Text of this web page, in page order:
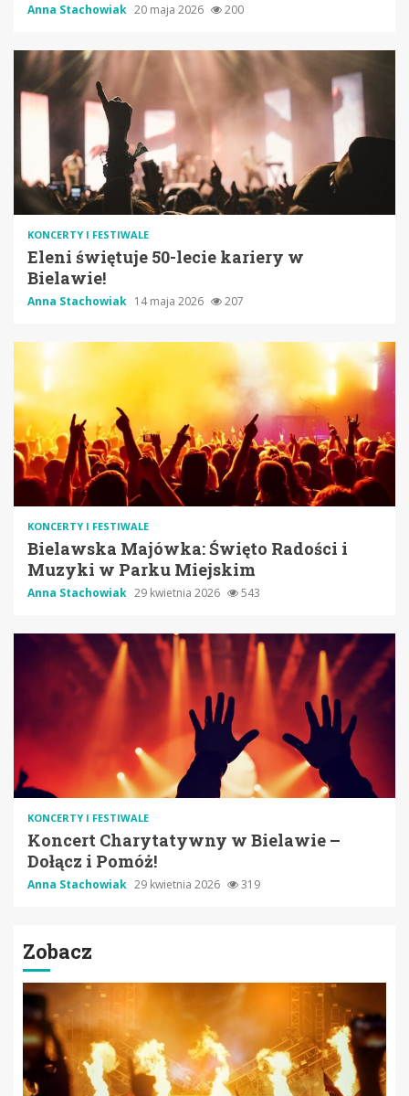
Anna Stachowiak 20 maja 2026 200
KONCERTY I FESTIWALE
Eleni świętuje 50-lecie kariery w
Bielawie!
Anna Stachowiak 14 maja 2026 207
KONCERTY I FESTIWALE
Bielawska Majówka: Święto Radości i
Muzyki w Parku Miejskim
Anna Stachowiak 29 kwietnia 2026 543
KONCERTY I FESTIWALE
Koncert Charytatywny w Bielawie –
Dołącz i Pomóż!
Anna Stachowiak 29 kwietnia 2026 319
Zobacz